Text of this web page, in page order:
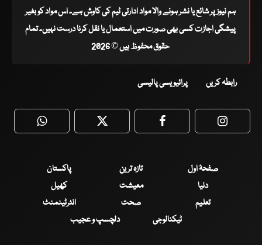
ہم نیوز پر شائع یا نشر ہونے والا مواد ادارتی ٹیم کی کاوش ہے۔ اس مواد کو بغیر
پیشگی اجازت کسی بھی صورت میں استعمال یا نقل کرنا درست نہیں۔ تمام
حقوق محفوظ ہیں © 2026
رابطہ کریں پرائیویسی پالیسی
WhatsApp Twitter Facebook
صفحۂ اول تازہ ترین
پاکستان
دنیا
معیشت
کھیل
تعلیم
صحت
انٹرٹینمنٹ
ٹیکنالوجی
دلچسپ و عجیب